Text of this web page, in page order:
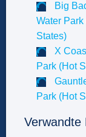
Big
Water
States)
X
Park (Hot
Park (Hot
Verwandte